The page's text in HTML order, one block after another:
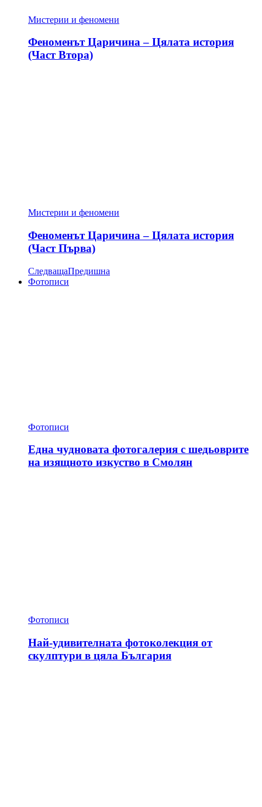
Мистерии и феномени
Феноменът Царичина – Цялата история
(Част Втора)
Мистерии и феномени
Феноменът Царичина – Цялата история
(Част Първа)
СледващаПредишна
Фотописи
Фотописи
Една чудновата фотогалерия с шедьоврите
на изящното изкуство в Смолян
Фотописи
Най-удивителната фотоколекция от
скулптури в цяла България